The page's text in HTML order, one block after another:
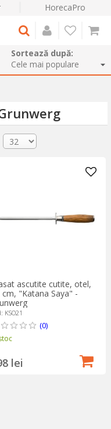
HorecaPro
Sortează după:
ascutite cutite, otel,
cm, "Katana Saya" -
KSO21
(0)
lei